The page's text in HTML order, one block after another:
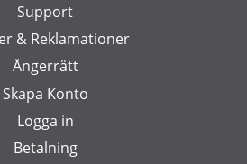
Support
& Reklamationer
Ångerrätt
Skapa Konto
Logga in
Betalning